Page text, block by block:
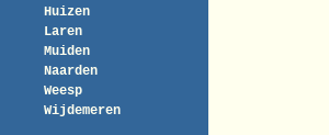
Huizen
Laren
Muiden
Naarden
Weesp
Wijdemeren